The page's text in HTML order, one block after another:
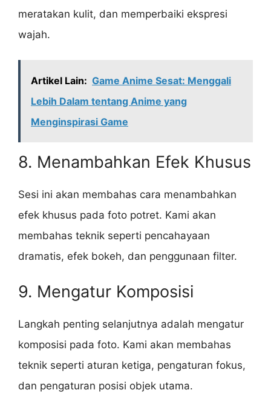
meratakan kulit, dan memperbaiki ekspresi
wajah.
Artikel Lain: Game Anime Sesat: Menggali
Lebih Dalam tentang Anime yang
Menginspirasi Game
8. Menambahkan Efek Khusus
Sesi ini akan membahas cara menambahkan
efek khusus pada foto potret. Kami akan
membahas teknik seperti pencahayaan
dramatis, efek bokeh, dan penggunaan filter.
9. Mengatur Komposisi
Langkah penting selanjutnya adalah mengatur
komposisi pada foto. Kami akan membahas
teknik seperti aturan ketiga, pengaturan fokus,
dan pengaturan posisi objek utama.